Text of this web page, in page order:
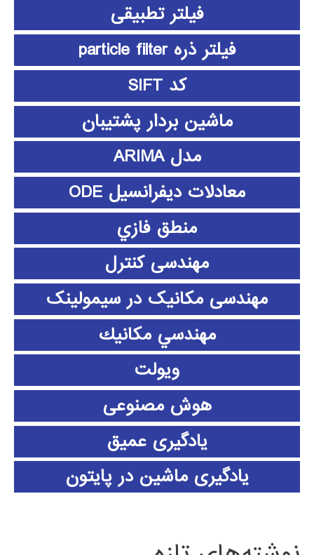
فیلتر تطبیقی
فیلتر ذره particle filter
کد SIFT
ماشین بردار پشتیبان
مدل ARIMA
معادلات دیفرانسیل ODE
منطق فازي
مهندسی کنترل
مهندسی مکانیک در سیمولینک
مهندسي مكانيك
ویولت
هوش مصنوعی
یادگیری عمیق
یادگیری ماشین در پایتون